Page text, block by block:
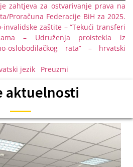
zahtjeva za ostvarivanje prava na
Proračuna Federacije BiH za 2025.
zaštite – “Tekući transferi
– Udruženja proistekla iz
oslobodilačkog rata” – hrvatski
jezik
Preuzmi
aktuelnosti